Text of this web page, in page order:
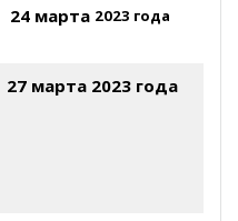
24 марта 2023 года
27 марта 2023 года